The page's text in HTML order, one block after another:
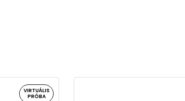
VIRTUÁLIS
PRÓBA